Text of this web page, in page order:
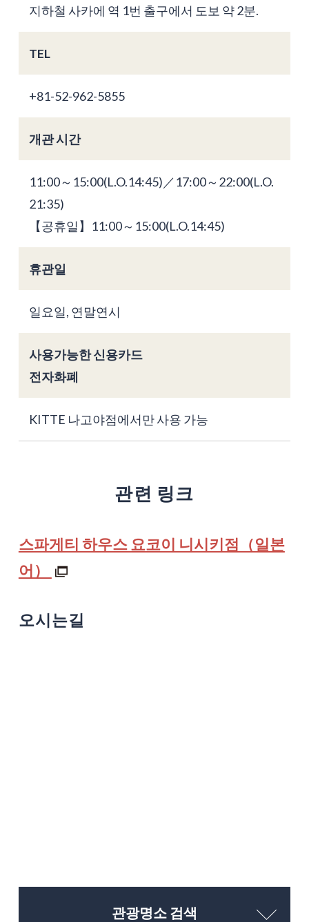
지하철 사카에 역 1번 출구에서 도보 약 2분.
TEL
+81-52-962-5855
개관 시간
11:00～15:00(L.O.14:45)／17:00～22:00(L.O.
21:35)
【공휴일】11:00～15:00(L.O.14:45)
휴관일
일요일, 연말연시
사용가능한 신용카드
전자화폐
KITTE 나고야점에서만 사용 가능
관련 링크
스파게티 하우스 요코이 니시키점（일본
어）
오시는길
관광명소 검색